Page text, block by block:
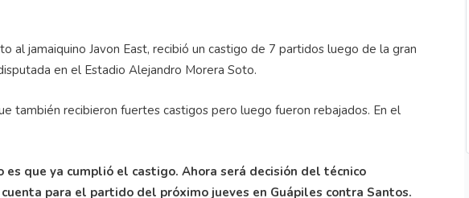
al jamaiquino Javon East, recibió un castigo de 7 partidos luego de la gran
en el Estadio Alejandro Morera Soto.
también recibieron fuertes castigos pero luego fueron rebajados. En el
que ya cumplió el castigo. Ahora será decisión del técnico
para el partido del próximo jueves en Guápiles contra Santos.